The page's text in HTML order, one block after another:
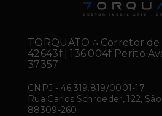
TORQUATO ∴ Corretor de
42643f | 136.004f Perito
37357
CNPJ - 46.319.819/0001-17
Rua Carlos Schroeder, 122,
88309-260